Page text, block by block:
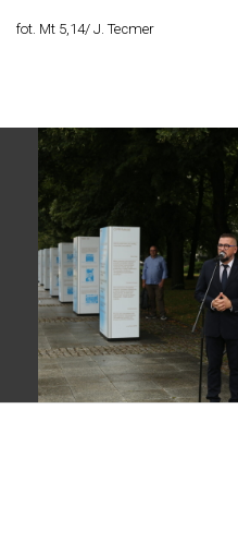
fot. Mt 5,14/ J. Tecmer